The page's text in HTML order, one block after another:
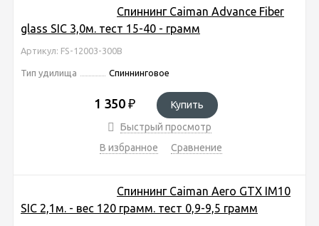
Спиннинг Caiman Advance Fiber
glass SIC 3,0м. тест 15-40 - грамм
Артикул: FS-12003-300B
Тип удилища Спиннинговое
1 350 ₽
Купить
Быстрый просмотр
В избранное
Сравнение
Спиннинг Caiman Aero GTX IM10
SIC 2,1м. - вес 120 грамм. тест 0,9-9,5 грамм